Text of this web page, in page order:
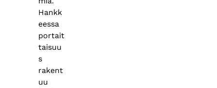
Hankk
eessa
portait
taisuu
s
rakent
uu